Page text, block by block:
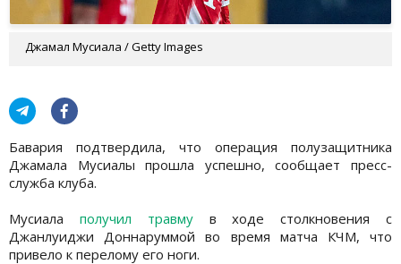
Джамал Мусиала / Getty Images
Бавария подтвердила, что операция полузащитника
Джамала Мусиалы прошла успешно, сообщает пресс-
служба клуба.
Мусиала получил травмув ходе столкновения с
Джанлуиджи Доннаруммой во время матча КЧМ, что
привело к перелому его ноги.